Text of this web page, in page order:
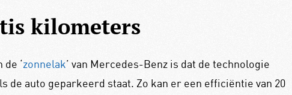
kilometers
‘zonnelak’ van Mercedes-Benz is dat de technologie
de auto geparkeerd staat. Zo kan er een efficiëntie van 20